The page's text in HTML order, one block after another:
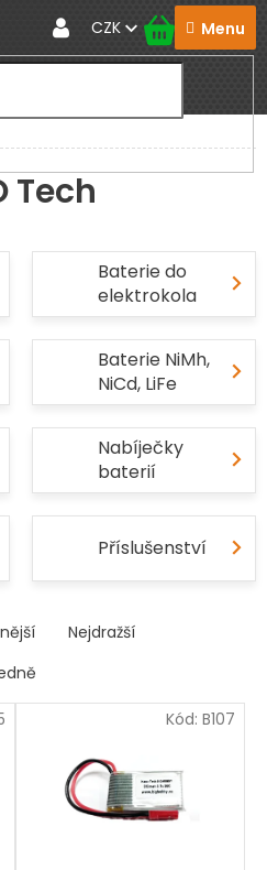
CZK
Tech
Baterie do
elektrokola
Baterie NiMh,
NiCd, LiFe
Nabíječky
baterií
Příslušenství
Nejdražší
Kód: B107